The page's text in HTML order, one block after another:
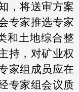
，将送审方案
专家推选专家
和土地综合整
持，对矿业权
家组成员应在
专家组会议质